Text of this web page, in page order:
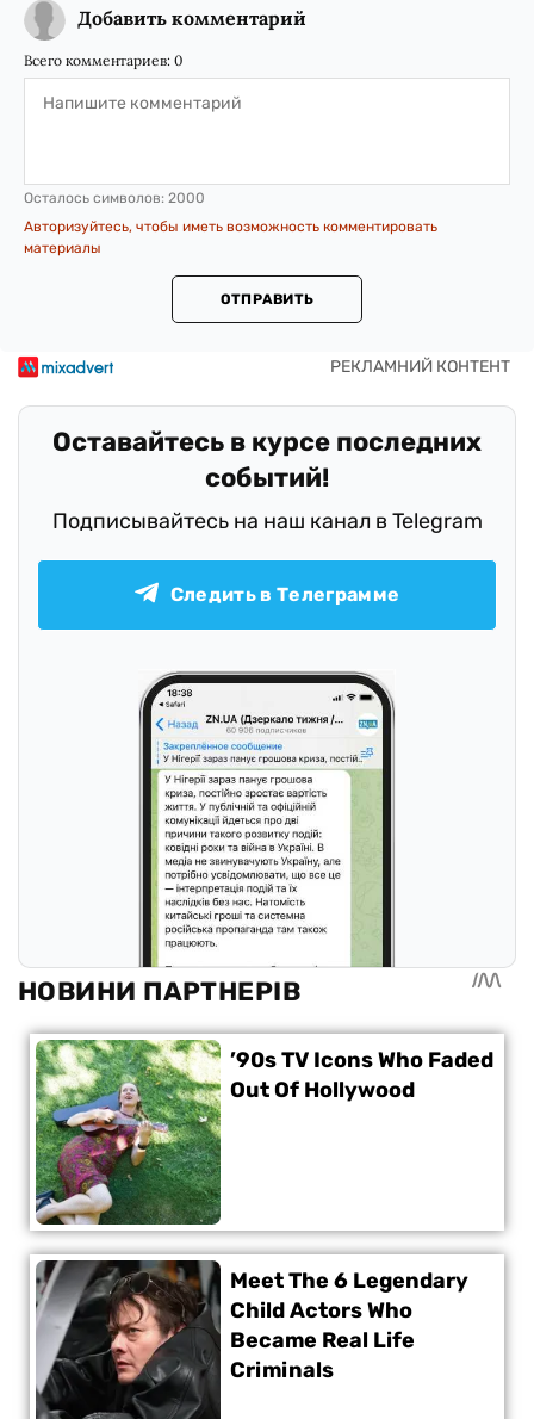
Добавить комментарий
Всего комментариев: 0
Осталось символов: 2000
Авторизуйтесь, чтобы иметь возможность комментировать
материалы
ОТПРАВИТЬ
Оставайтесь в курсе последних
событий!
Подписывайтесь на наш канал в Telegram
Следить в Телеграмме